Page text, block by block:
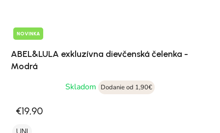
NOVINKA
ABEL&LULA exkluzívna dievčenská čelenka -
Modrá
Skladom
Dodanie od 1,90€
€19,90